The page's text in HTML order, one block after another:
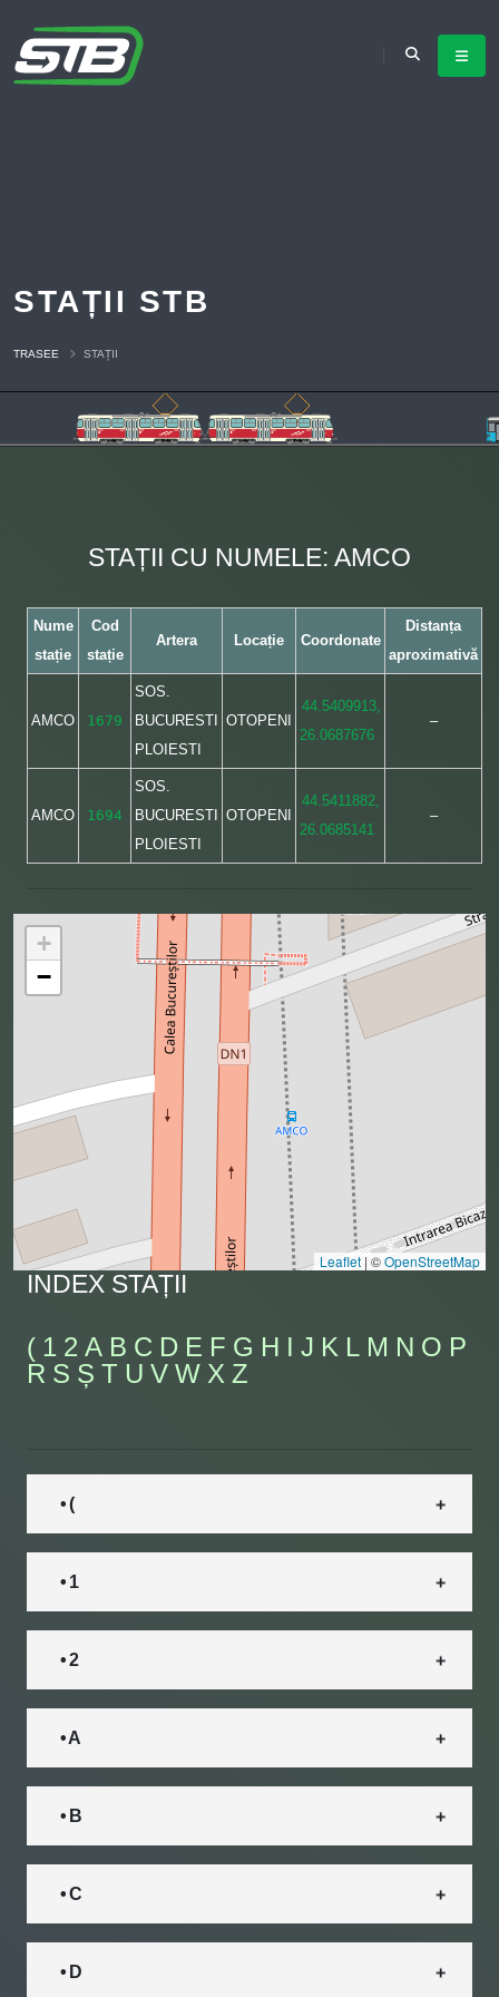
STAȚII STB
TRASEE STAȚII
STAȚII CU NUMELE: AMCO
Nume
stație
Cod
stație
Artera Locație Coordonate
Distanța
aproximativă
AMCO 1679
SOS.
BUCURESTI
PLOIESTI
OTOPENI
44.5409913,
26.0687676
–
AMCO 1694
SOS.
BUCURESTI
PLOIESTI
OTOPENI
44.5411882,
26.0685141
–
+
−
Leaflet | ©OpenStreetMap
INDEX STAȚII
( 1 2 A B C D E F G H I J K L M N O P
R S Ș T U V W X Z
• (
• 1
• 2
• A
• B
• C
• D